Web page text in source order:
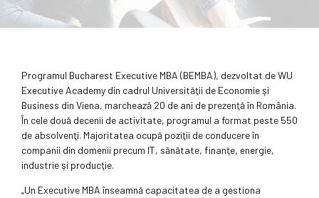
Programul Bucharest Executive MBA (BEMBA), dezvoltat de WU
Executive Academy din cadrul Universităţii de Economie şi
Business din Viena, marchează 20 de ani de prezenţă în România.
În cele două decenii de activitate, programul a format peste 550
de absolvenţi. Majoritatea ocupă poziţii de conducere în
companii din domenii precum IT, sănătate, finanţe, energie,
industrie şi producţie.
„Un Executive MBA înseamnă capacitatea de a gestiona